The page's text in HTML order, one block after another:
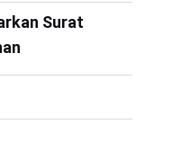
Surat